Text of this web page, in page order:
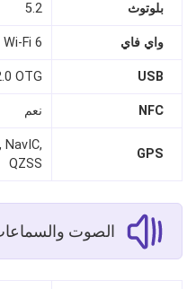
بلوتوث 5.2
واي فاي Wi‑Fi 6
USB
OTG
NFC نعم
GPS
NavIC,
QZSS
الصوت